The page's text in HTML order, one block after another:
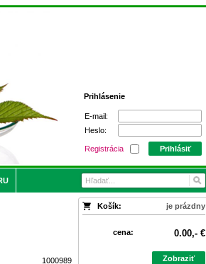
Prihlásenie
E-mail:
Heslo:
Registrácia Prihlásiť
Košík: je prázdny
cena: 0.00,- €
Zobraziť
1000989